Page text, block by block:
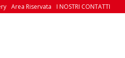
I NOSTRI CONTATTI
Area Riservata